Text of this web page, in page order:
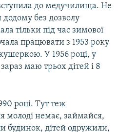
до медучилища. Не
без дозволу
тільки під час зимової
працювати з 1953 року
У 1956 році, у
маю трьох дітей і 8
році. Тут теж
молоді немає, займайся,
будинок, дітей одружили,